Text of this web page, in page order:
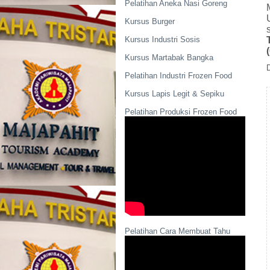
Pelatihan Aneka Nasi Goreng
Kursus Burger
Kursus Industri Sosis
Kursus Martabak Bangka
Pelatihan Industri Frozen Food
Kursus Lapis Legit & Sepiku
Pelatihan Produksi Frozen Food
Pelatihan Cara Membuat Tahu